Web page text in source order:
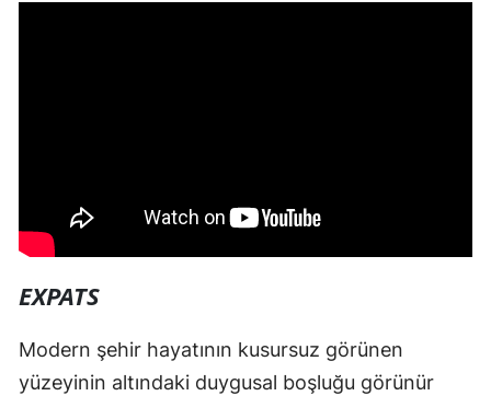
EXPATS
Modern şehir hayatının kusursuz görünen
yüzeyinin altındaki duygusal boşluğu görünür